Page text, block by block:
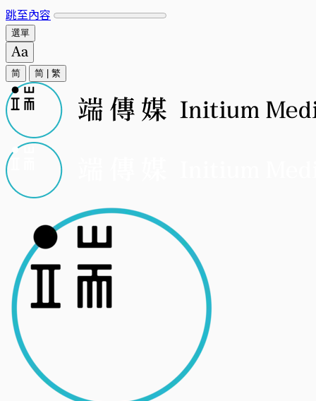
跳至內容
選單
简 简 繁